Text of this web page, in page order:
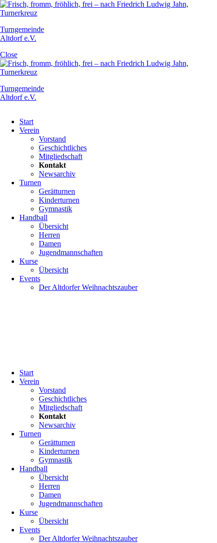
Turngemeinde
Altdorf e.V.
Close
Turngemeinde
Altdorf e.V.
überspringen
Start
Verein
Vorstand
Geschichtliches
Mitgliedschaft
Kontakt
Newsarchiv
Turnen
Gerätturnen
Kinderturnen
Gymnastik
Handball
Übersicht
Herren
Damen
Jugendmannschaften
Kurse
Übersicht
Events
Der Altdorfer Weihnachtszauber
überspringen
Start
Verein
Vorstand
Geschichtliches
Mitgliedschaft
Kontakt
Newsarchiv
Turnen
Gerätturnen
Kinderturnen
Gymnastik
Handball
Übersicht
Herren
Damen
Jugendmannschaften
Kurse
Übersicht
Events
Der Altdorfer Weihnachtszauber